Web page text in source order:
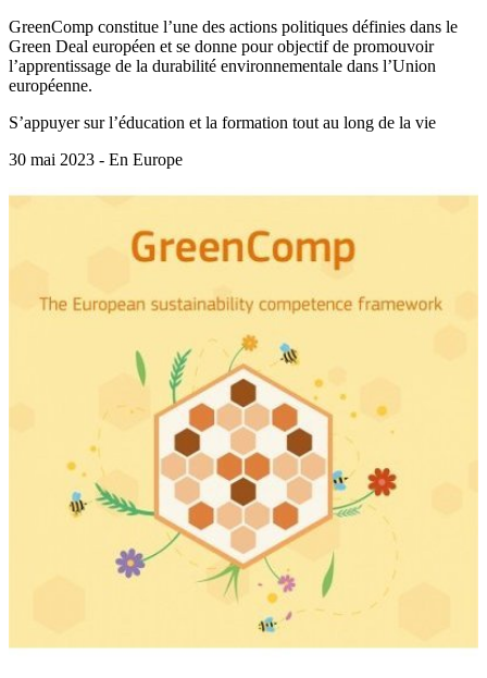
GreenComp constitue l’une des actions politiques définies dans le
Green Deal européen et se donne pour objectif de promouvoir
l’apprentissage de la durabilité environnementale dans l’Union
européenne.
S’appuyer sur l’éducation et la formation tout au long de la vie
30 mai 2023 - En Europe